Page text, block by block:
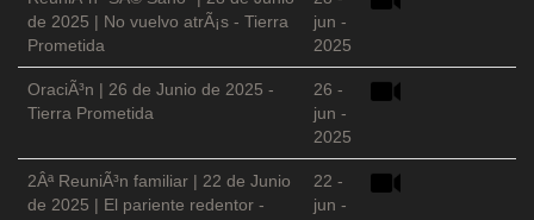
de 2025 | No vuelvo atrÃ¡s - Tierra
Prometida
jun -
2025
OraciÃ³n | 26 de Junio de 2025 -
Tierra Prometida
26 -
jun -
2025
2Âª ReuniÃ³n familiar | 22 de Junio
de 2025 | El pariente redentor -
22 -
jun -